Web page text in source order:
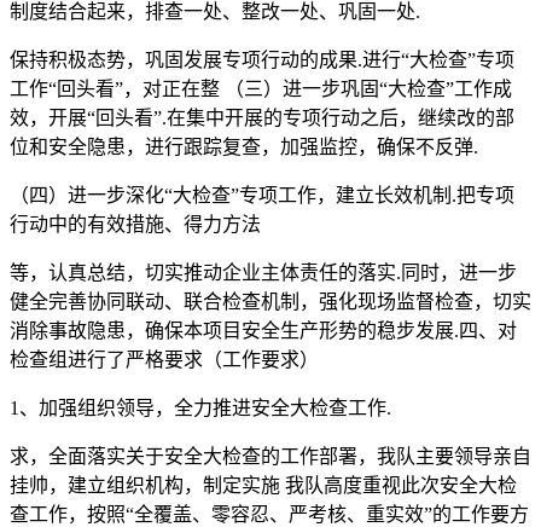
制度结合起来，排查一处、整改一处、巩固一处.
保持积极态势，巩固发展专项行动的成果.进行“大检查”专项
工作“回头看”，对正在整 （三）进一步巩固“大检查”工作成
效，开展“回头看”.在集中开展的专项行动之后，继续改的部
位和安全隐患，进行跟踪复查，加强监控，确保不反弹.
（四）进一步深化“大检查”专项工作，建立长效机制.把专项
行动中的有效措施、得力方法
等，认真总结，切实推动企业主体责任的落实.同时，进一步
健全完善协同联动、联合检查机制，强化现场监督检查，切实
消除事故隐患，确保本项目安全生产形势的稳步发展.四、对
检查组进行了严格要求（工作要求）
1、加强组织领导，全力推进安全大检查工作.
求，全面落实关于安全大检查的工作部署，我队主要领导亲自
挂帅，建立组织机构，制定实施 我队高度重视此次安全大检
查工作，按照“全覆盖、零容忍、严考核、重实效”的工作要方